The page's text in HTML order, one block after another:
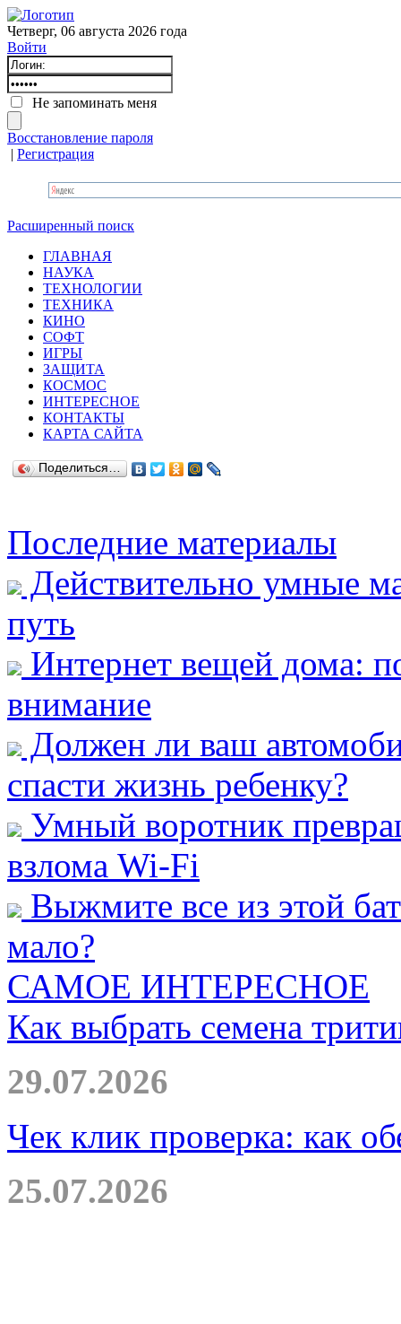
Четверг, 06 августа 2026 года
Войти
Не запоминать меня
Восстановление пароля
| Регистрация
Расширенный поиск
ГЛАВНАЯ
НАУКА
ТЕХНОЛОГИИ
ТЕХНИКА
КИНО
СОФТ
ИГРЫ
ЗАЩИТА
КОСМОС
ИНТЕРЕСНОЕ
КОНТАКТЫ
КАРТА САЙТА
Поделиться…
Последние материалы
Действительно умные
путь
Интернет вещей дома:
внимание
Должен ли ваш
спасти жизнь ребенку?
Умный воротник
взлома Wi-Fi
Выжмите все из этой
мало?
САМОЕ ИНТЕРЕСНОЕ
Как выбрать семена
29.07.2026
Чек клик проверка: как
25.07.2026